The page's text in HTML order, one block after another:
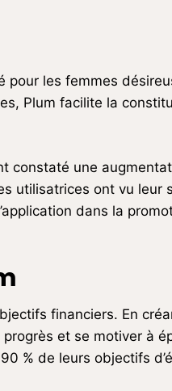
pour les femmes
Plum facilite la
constaté une
utilisatrices ont vu leur
dans la
financiers. En
et se motiver à
% de leurs objectifs